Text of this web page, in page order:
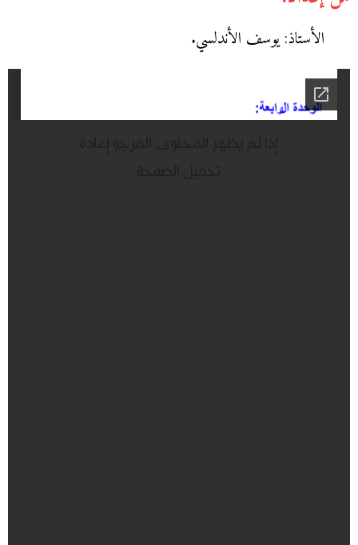
الأستاذ: يوسف الأندلسي.